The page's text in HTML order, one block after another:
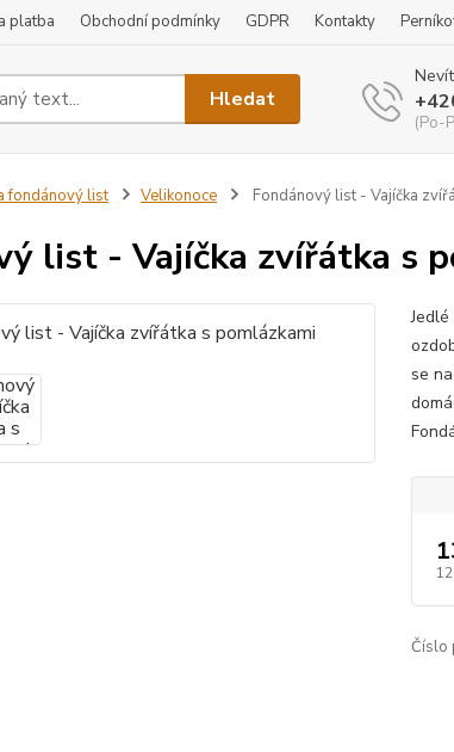
platba Obchodní podmínky GDPR Kontakty
Hledat
(Po-
fondánový list Velikonoce Fondánový list - Vajíčka
list - Vajíčka zvířátka s
se
Číslo